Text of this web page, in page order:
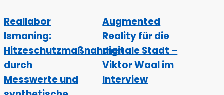
Reallabor
Ismaning:
Hitzeschutzmaßnahmen
durch
Messwerte und
Augmented
Reality für die
digitale Stadt –
Viktor Waal im
Interview